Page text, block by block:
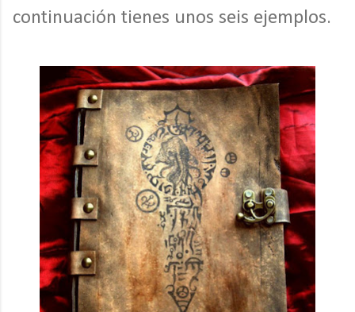
continuación tienes unos seis ejemplos.